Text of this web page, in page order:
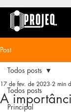
Post
Todos posts
Principal
Todos posts
A
17 de fev. de 2023 2 min